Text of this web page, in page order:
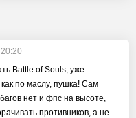
Battle of Souls, уже
по маслу, пушка! Сам
нет и фпс на высоте,
противников, а не